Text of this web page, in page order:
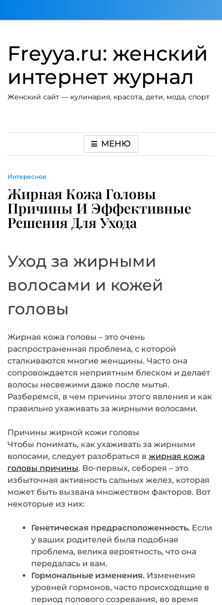
Freyya.ru: женский
интернет журнал
Женский сайт — кулинария, красота, дети, мода, спорт
МЕНЮ
Интересное
Жирная Кожа Головы
Причины И Эффективные
Решения Для Ухода
Уход за жирными
волосами и кожей
головы
Жирная кожа головы – это очень
распространенная проблема, с которой
сталкиваются многие женщины. Часто она
сопровождается неприятным блеском и делает
волосы несвежими даже после мытья.
Разберемся, в чем причины этого явления и как
правильно ухаживать за жирными волосами.
Причины жирной кожи головы
Чтобы понимать, как ухаживать за жирными
волосами, следует разобраться в жирная кожа
головы причины. Во-первых, себорея – это
избыточная активность сальных желез, которая
может быть вызвана множеством факторов. Вот
некоторые из них:
Генетическая предрасположенность. Если
у ваших родителей была подобная
проблема, велика вероятность, что она
передалась и вам.
Гормональные изменения. Изменения
уровней гормонов, часто происходящие в
период полового созревания, во время